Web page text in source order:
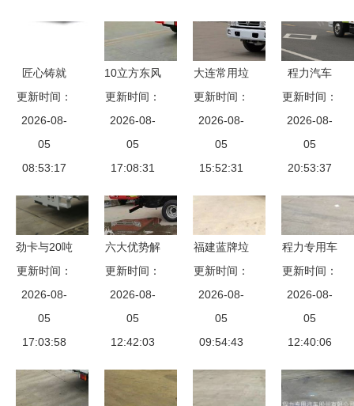
匠心铸就
武汉九通汽
车厂专用车
产品相册巡
礼
更新时间：
2026-08-
05
08:53:17
10立方东风
压缩式对接
垃圾车 高
效环保的专
用车全面解
更新时间：
2026-08-
05
17:08:31
大连常用垃
圾车种类及
清运效率解
析
更新时间：
2026-08-
05
15:52:31
程力汽车
东风多利卡
5方吸尘车
厂家报价与
国六最新车
更新时间：
2026-08-
05
20:53:37
劲卡与20吨
压缩垃圾车
高效环保的
环卫利器，
兼谈油罐车
更新时间：
2026-08-
05
17:03:58
六大优势解
析 东风D9
压缩垃圾车
与6方国六
压缩垃圾车
与实用功能
更新时间：
2026-08-
05
12:42:03
福建蓝牌垃
圾车 15吨
国六勾壁式
垃圾清运车
的环保与效
更新时间：
2026-08-
05
09:54:43
程力专用车
报价解析
压缩垃圾车
与油罐车市
场行情一览
更新时间：
2026-08-
05
12:40:06